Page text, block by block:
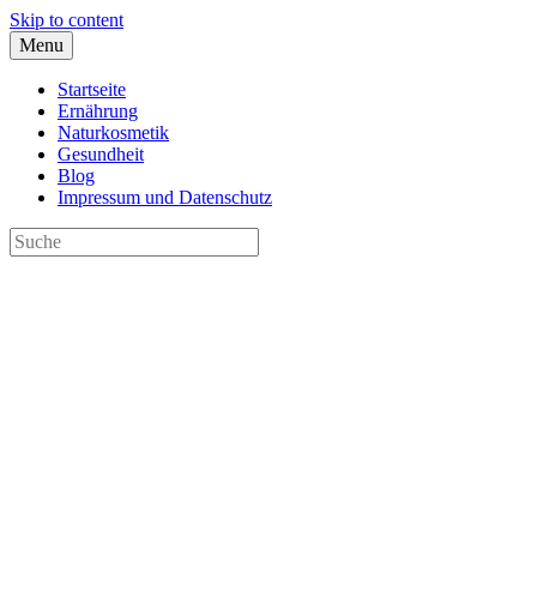
Skip to content
Menu
Startseite
Ernährung
Naturkosmetik
Gesundheit
Blog
Impressum und Datenschutz